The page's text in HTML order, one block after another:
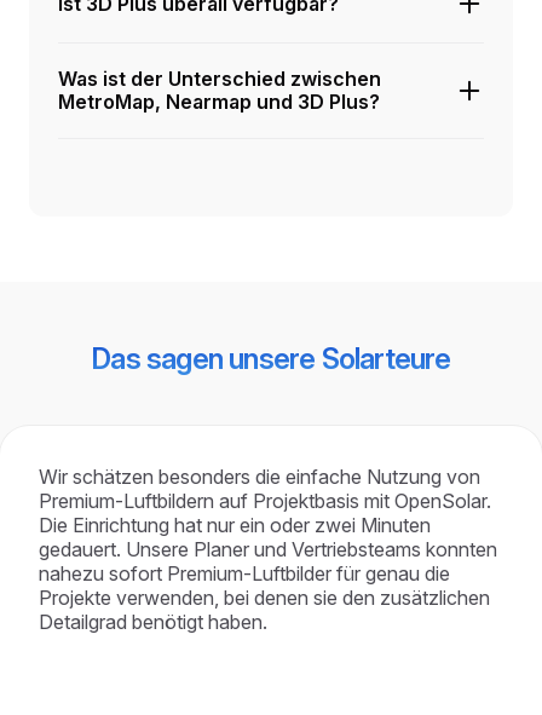
Was ist der Unterschied zwischen
MetroMap, Nearmap und 3D Plus?
Das sagen unsere Solarteure
Wir schätzen besonders die einfache Nutzung von
Premium-Luftbildern auf Projektbasis mit OpenSolar.
Die Einrichtung hat nur ein oder zwei Minuten
gedauert. Unsere Planer und Vertriebsteams konnten
nahezu sofort Premium-Luftbilder für genau die
Projekte verwenden, bei denen sie den zusätzlichen
Detailgrad benötigt haben.